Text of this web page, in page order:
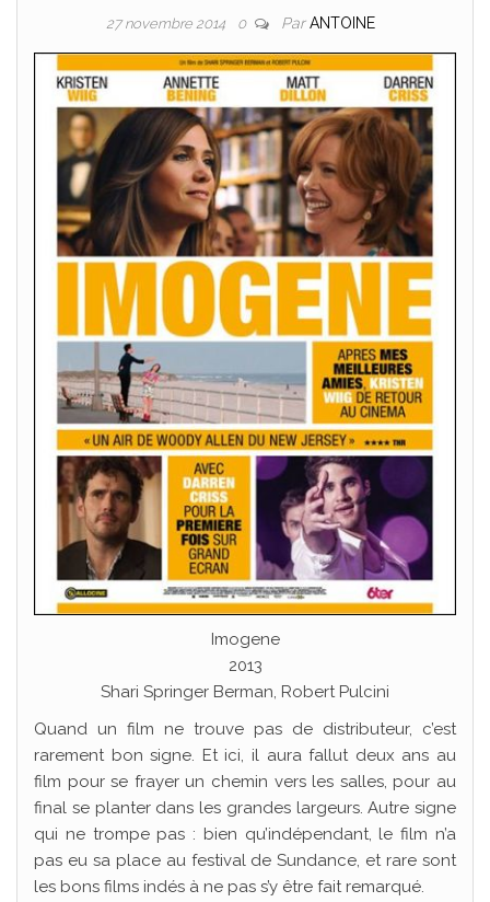
27 novembre 2014 0 ParANTOINE
Imogene
2013
Shari Springer Berman, Robert Pulcini
Quand un film ne trouve pas de distributeur, c’est
rarement bon signe. Et ici, il aura fallut deux ans au
film pour se frayer un chemin vers les salles, pour au
final se planter dans les grandes largeurs. Autre signe
qui ne trompe pas : bien qu’indépendant, le film n’a
pas eu sa place au festival de Sundance, et rare sont
les bons films indés à ne pas s’y être fait remarqué.